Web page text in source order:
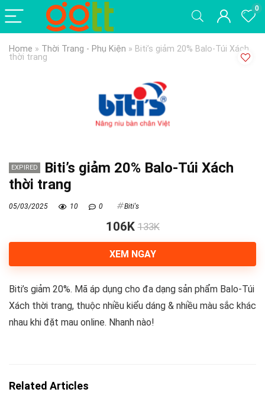
0
Home » Thời Trang - Phụ Kiện » Biti’s giảm 20% Balo-Túi Xách
thời trang
EXPIRED
Biti’s giảm 20% Balo-Túi Xách
thời trang
05/03/2025 10 0 Biti's
106K 133K
XEM NGAY
Biti’s giảm 20%. Mã áp dụng cho đa dạng sản phẩm Balo-Túi
Xách thời trang, thuộc nhiều kiểu dáng & nhiều màu sắc khác
nhau khi đặt mau online. Nhanh nào!
Related Articles